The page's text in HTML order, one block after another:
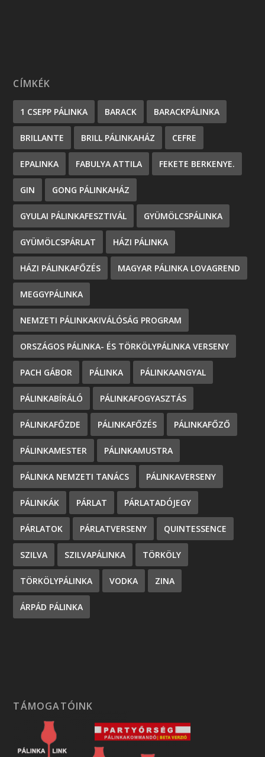
CÍMKÉK
1 CSEPP PÁLINKA BARACK BARACKPÁLINKA
BRILLANTE BRILL PÁLINKAHÁZ CEFRE
EPALINKA FABULYA ATTILA FEKETE BERKENYE.
GIN GONG PÁLINKAHÁZ
GYULAI PÁLINKAFESZTIVÁL GYÜMÖLCSPÁLINKA
GYÜMÖLCSPÁRLAT HÁZI PÁLINKA
HÁZI PÁLINKAFŐZÉS MAGYAR PÁLINKA LOVAGREND
MEGGYPÁLINKA
NEMZETI PÁLINKAKIVÁLÓSÁG PROGRAM
ORSZÁGOS PÁLINKA- ÉS TÖRKÖLYPÁLINKA VERSENY
PACH GÁBOR PÁLINKA PÁLINKAANGYAL
PÁLINKABÍRÁLÓ PÁLINKAFOGYASZTÁS
PÁLINKAFŐZDE PÁLINKAFŐZÉS PÁLINKAFŐZŐ
PÁLINKAMESTER PÁLINKAMUSTRA
PÁLINKA NEMZETI TANÁCS PÁLINKAVERSENY
PÁLINKÁK PÁRLAT PÁRLATADÓJEGY
PÁRLATOK PÁRLATVERSENY QUINTESSENCE
SZILVA SZILVAPÁLINKA TÖRKÖLY
TÖRKÖLYPÁLINKA VODKA ZINA
ÁRPÁD PÁLINKA
TÁMOGATÓINK